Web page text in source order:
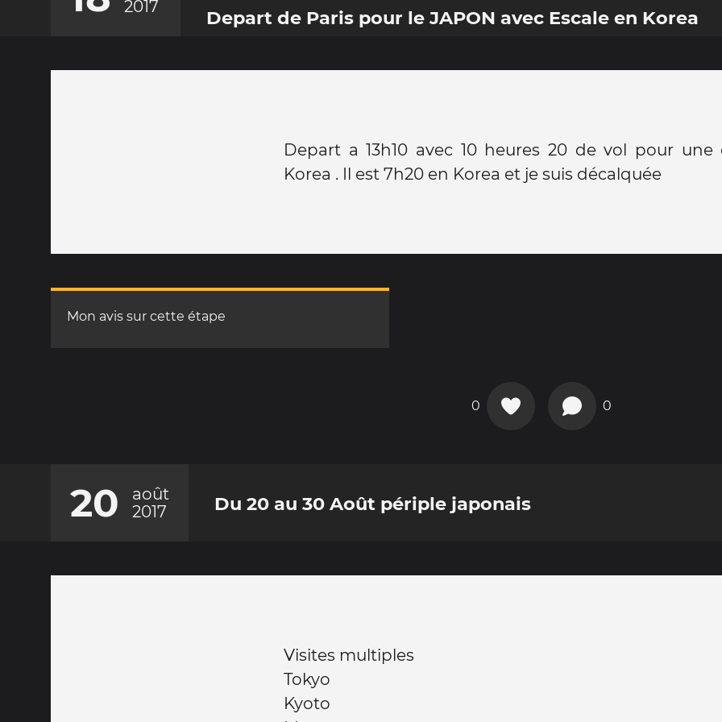
2017 Depart de Paris pour le JAPON avec Escale en Korea
Depart a 13h10 avec 10 heures 20 de vol pour une
Korea . Il est 7h20 en Korea et je suis décalquée
Mon avis sur cette étape
0 0
20
août
2017
Du 20 au 30 Août périple japonais
Visites multiples
Tokyo
Kyoto